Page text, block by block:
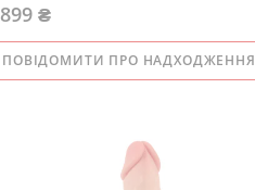
ПОВІДОМИТИ ПРО НАДХОДЖЕННЯ
₴